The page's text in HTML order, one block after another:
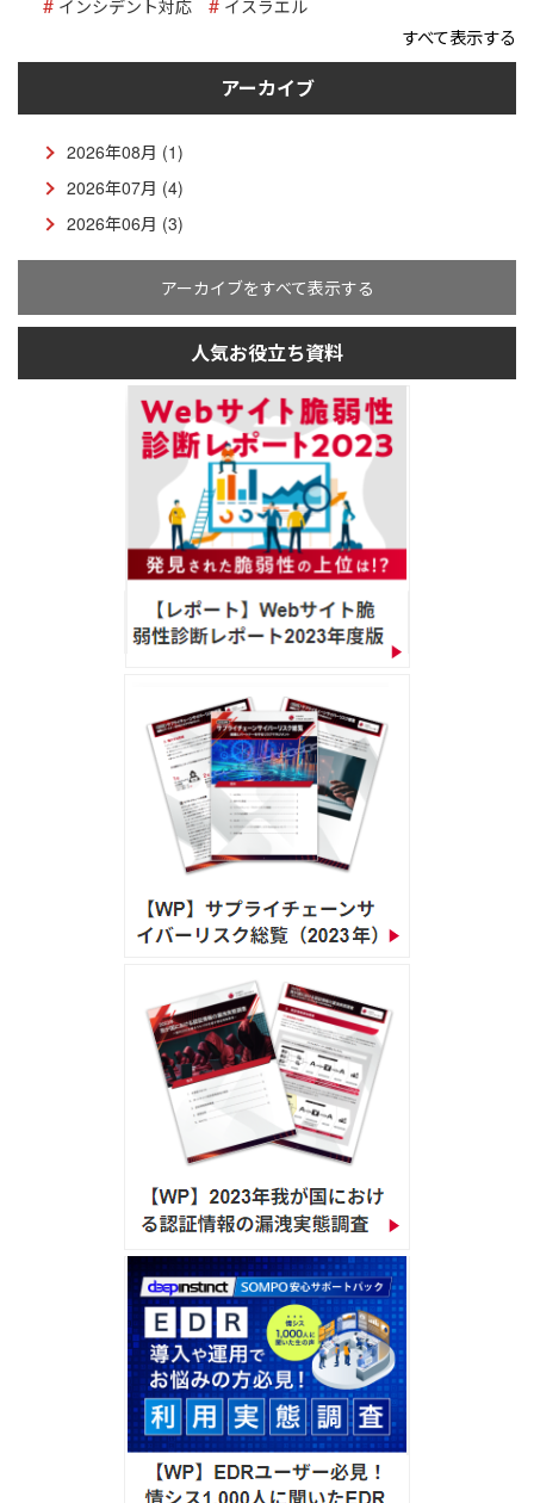
インシデント対応 イスラエル
すべて表示する
アーカイブ
2026年08月 (1)
2026年07月 (4)
2026年06月 (3)
アーカイブをすべて表示する
人気お役立ち資料